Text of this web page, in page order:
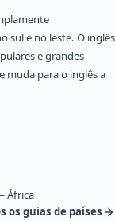
sul e no leste. O inglês
e grandes
muda para o inglês a
África
os guias de países